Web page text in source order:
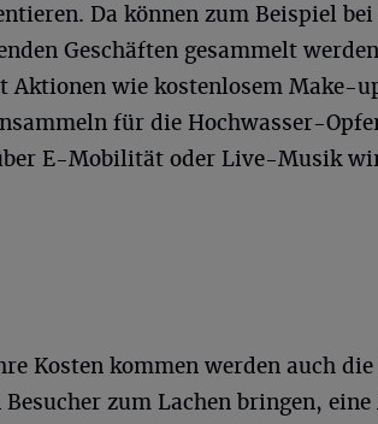
Da können zum Beispiel
Geschäften gesammelt
Aktionen wie kostenlosem Make-
für die Hochwasser-
E-Mobilität oder Live-Musik
Kosten kommen werden auch
zum Lachen bringen,